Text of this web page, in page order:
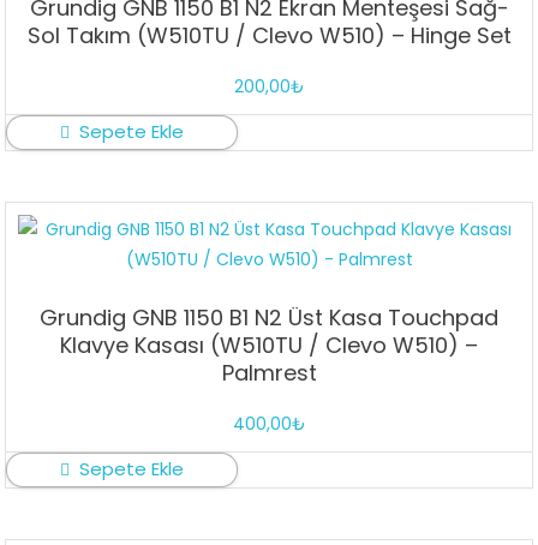
Grundig GNB 1150 B1 N2 Ekran Menteşesi Sağ-
Sol Takım (W510TU / Clevo W510) – Hinge Set
200,00₺
Sepete Ekle
Grundig GNB 1150 B1 N2 Üst Kasa Touchpad
Klavye Kasası (W510TU / Clevo W510) –
Palmrest
400,00₺
Sepete Ekle